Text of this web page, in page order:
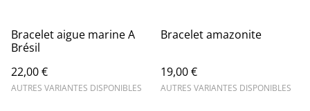
Bracelet aigue marine A
Brésil
22,00 €
AUTRES VARIANTES DISPONIBLES
Bracelet amazonite
19,00 €
AUTRES VARIANTES DISPONIBLES